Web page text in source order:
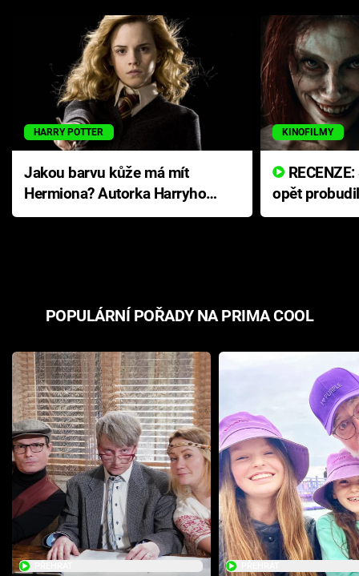
HARRY POTTER
Jakou barvu kůže má mít
Hermiona? Autorka Harryho
Pottera přišla s ráznou
KINOFILMY
opět
přichází s
POPULÁRNÍ POŘADY NA PRIMA COOL